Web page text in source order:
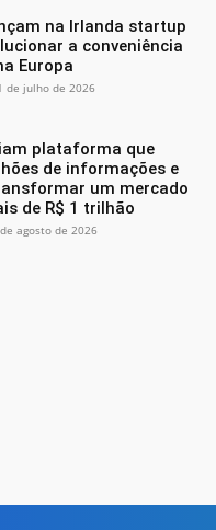
na Irlanda startup
a conveniência
Europa
de julho de 2026
plataforma que
de informações e
um mercado
de R$ 1 trilhão
agosto de 2026